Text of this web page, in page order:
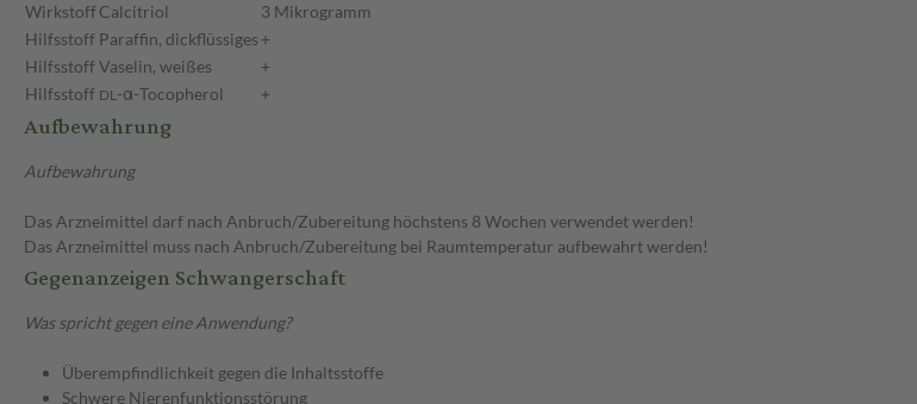
WirkstoffCalcitriol
3 Mikrogramm
Hilfsstoff Paraffin, dickflüssiges +
HilfsstoffVaselin, weißes
+
Hilfsstoff DL-α-Tocopherol +
Aufbewahrung
Aufbewahrung
Das Arzneimittel darf nach Anbruch/Zubereitung höchstens 8 Wochen verwendet werden!
Das Arzneimittel muss nach Anbruch/Zubereitung bei Raumtemperatur aufbewahrt werden!
Gegenanzeigen Schwangerschaft
Was spricht gegen eine Anwendung?
Überempfindlichkeit gegen die Inhaltsstoffe
Schwere Nierenfunktionsstörung